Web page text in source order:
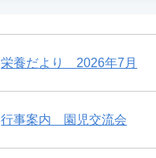
栄養だより 2026年7月
行事案内 園児交流会